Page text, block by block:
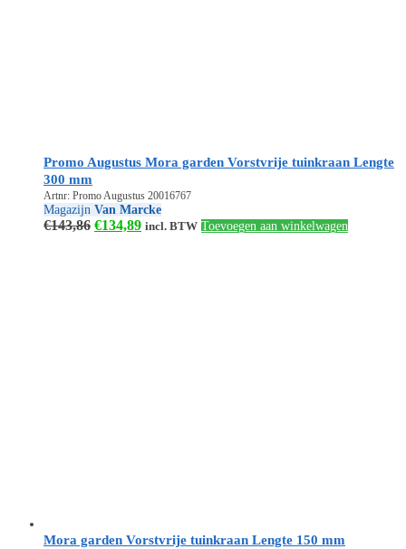
Promo Augustus Mora garden Vorstvrije tuinkraan Lengte
300 mm
Artnr: Promo Augustus 20016767
Magazijn Van Marcke
€143,86 Oorspronkelijke
€134,89Huidige
incl. BTW Toevoegen aan winkelwagen
Mora garden Vorstvrije tuinkraan Lengte 150 mm